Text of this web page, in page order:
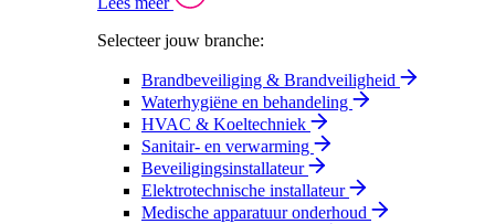
Selecteer jouw branche:
Brandbeveiliging & Brandveiligheid
Waterhygiëne en behandeling
HVAC & Koeltechniek
Sanitair- en verwarming
Beveiligingsinstallateur
Elektrotechnische installateur
Medische apparatuur onderhoud